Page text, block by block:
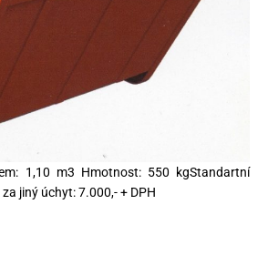
1,10 m3 Hmotnost: 550 kgStandartní
jiný úchyt: 7.000,- + DPH